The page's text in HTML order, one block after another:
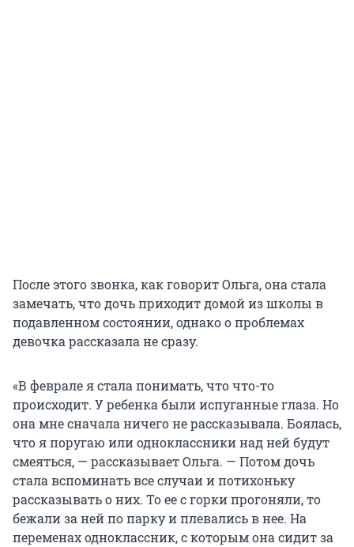
После этого звонка, как говорит Ольга, она стала
замечать, что дочь приходит домой из школы в
подавленном состоянии, однако о проблемах
девочка рассказала не сразу.
«В феврале я стала понимать, что что-то
происходит. У ребенка были испуганные глаза. Но
она мне сначала ничего не рассказывала. Боялась,
что я поругаю или одноклассники над ней будут
смеяться, — рассказывает Ольга. — Потом дочь
стала вспоминать все случаи и потихоньку
рассказывать о них. То ее с горки прогоняли, то
бежали за ней по парку и плевались в нее. На
переменах одноклассник, с которым она сидит за